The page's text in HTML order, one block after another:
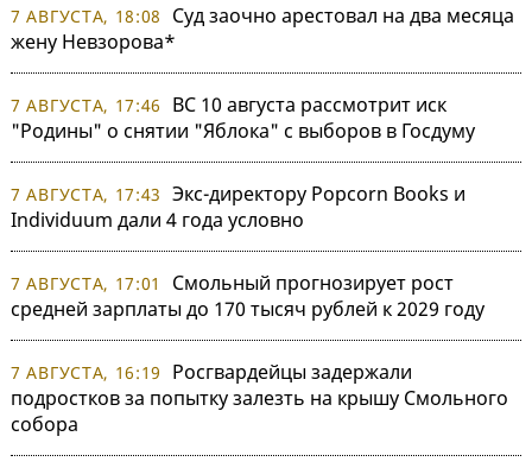
7 АВГУСТА, 18:08
Суд заочно арестовал на два месяца
жену Невзорова*
7 АВГУСТА, 17:46
ВС 10 августа рассмотрит иск
"Родины" о снятии "Яблока" с выборов в Госдуму
7 АВГУСТА, 17:43 Экс-директору Popcorn Books и
Individuum дали 4 года условно
7 АВГУСТА, 17:01
Смольный прогнозирует рост
средней зарплаты до 170 тысяч рублей к 2029 году
7 АВГУСТА, 16:19
Росгвардейцы задержали
подростков за попытку залезть на крышу Смольного
собора